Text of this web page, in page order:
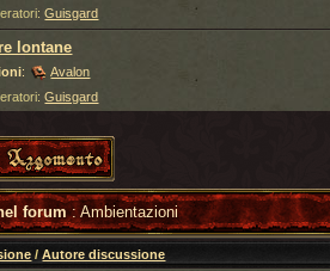
Guisgard
lontane
:
Avalon
Guisgard
forum: Ambientazioni
/Autore discussione